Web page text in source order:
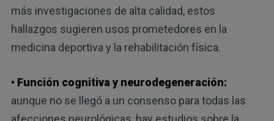
más investigaciones de alta calidad, estos
hallazgos sugieren usos prometedores en la
medicina deportiva y la rehabilitación física.
• Función cognitiva y neurodegeneración:
aunque no se llegó a un consenso para todas las